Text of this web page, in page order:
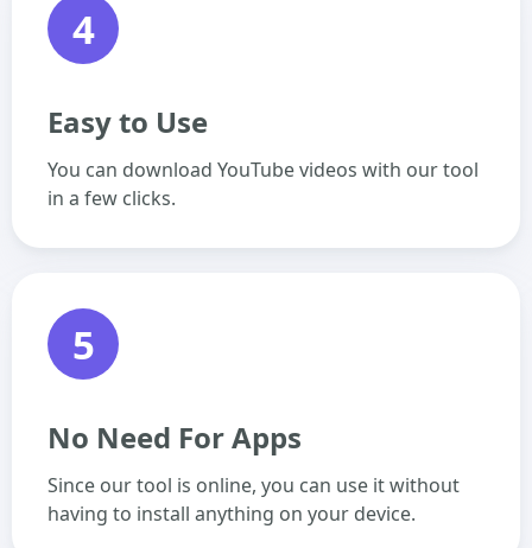
4
Easy to Use
You can download YouTube videos with our tool
in a few clicks.
5
No Need For Apps
Since our tool is online, you can use it without
having to install anything on your device.